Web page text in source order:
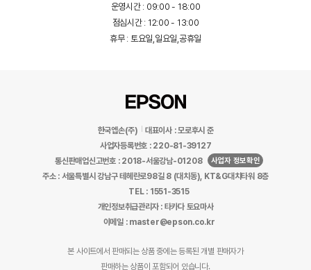
운영시간 : 09:00 - 18:00
점심시간 : 12:00 - 13:00
휴무 : 토요일,일요일,공휴일
한국엡손(주)
대표이사 : 모로후시 준
사업자등록번호 : 220-81-39127
통신판매업신고번호 : 2018-서울강남-01208
사업자 정보확인
주소 : 서울특별시 강남구 테헤란로98길 8 (대치동), KT&G대치타워 8층
TEL : 1551-3515
개인정보취급관리자 : 타카다 토요마사
이메일 : master@epson.co.kr
본 사이트에서 판매되는 상품 중에는 등록된 개별 판매자가
판매하는 상품이 포함되어 있습니다.